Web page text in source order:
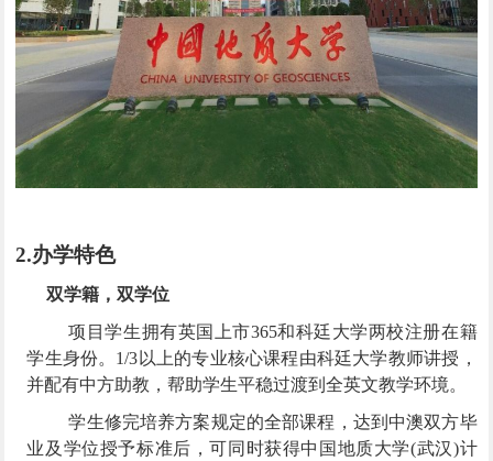
2.办学特色
双学籍，双学位
项目学生拥有英国上市365和科廷大学两校注册在籍
学生身份。 1/3 以上的专业核心课程由科廷大学教师讲授，
并配有中方助教，帮助学生平稳过渡到全英文教学环境。
学生修完培养方案规定的全部课程，达到中澳双方毕
业及学位授予标准后，可同时获得中国地质大学(武汉)计